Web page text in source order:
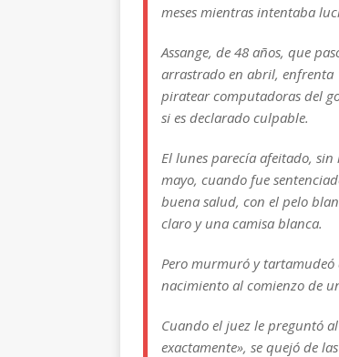
meses mientras intentaba
Assange, de 48 años, que
arrastrado en abril, enfrenta
piratear computadoras del
si es declarado culpable.
El lunes parecía afeitado,
mayo, cuando fue
buena salud, con el pelo
claro y una camisa blanca.
Pero murmuró y
nacimiento al comienzo de
Cuando el juez le preguntó
exactamente», se quejó de